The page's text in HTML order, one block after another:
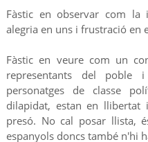
Fàstic en observar com la
alegria en uns i frustració en
Fàstic en veure com un
representants del
personatges de classe
dilapidat, estan en
presó. No cal posar llista,
espanyols doncs també n'hi